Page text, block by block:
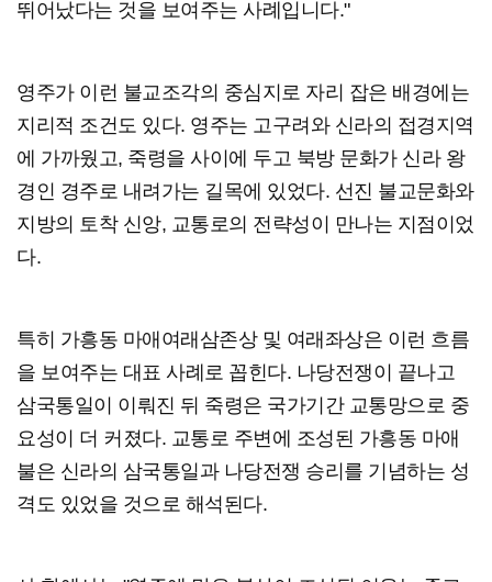
뛰어났다는 것을 보여주는 사례입니다."
영주가 이런 불교조각의 중심지로 자리 잡은 배경에는
지리적 조건도 있다. 영주는 고구려와 신라의 접경지역
에 가까웠고, 죽령을 사이에 두고 북방 문화가 신라 왕
경인 경주로 내려가는 길목에 있었다. 선진 불교문화와
지방의 토착 신앙, 교통로의 전략성이 만나는 지점이었
다.
특히 가흥동 마애여래삼존상 및 여래좌상은 이런 흐름
을 보여주는 대표 사례로 꼽힌다. 나당전쟁이 끝나고
삼국통일이 이뤄진 뒤 죽령은 국가기간 교통망으로 중
요성이 더 커졌다. 교통로 주변에 조성된 가흥동 마애
불은 신라의 삼국통일과 나당전쟁 승리를 기념하는 성
격도 있었을 것으로 해석된다.